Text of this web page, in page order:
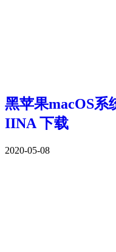
黑苹果macOS系
IINA 下载
2020-05-08